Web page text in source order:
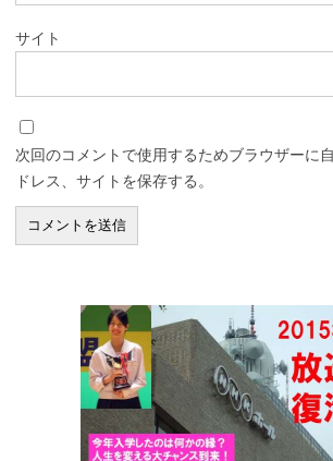
サイト
次回のコメントで使用するためブラウザーに
ドレス、サイトを保存する。